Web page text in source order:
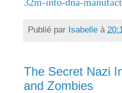
Publié par Isabelle à
The Secret Nazi
and Zombies